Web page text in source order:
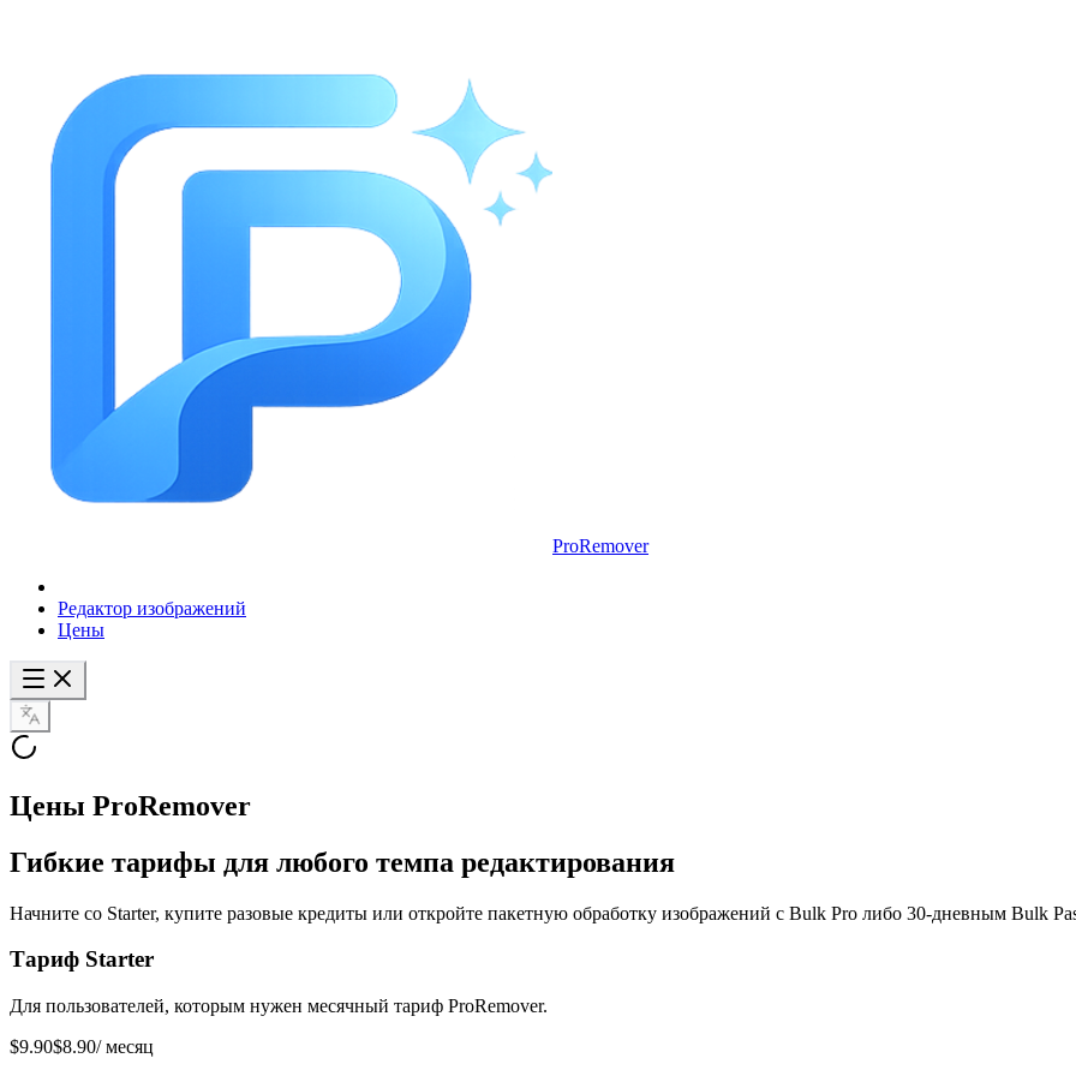
ProRemover
Редактор изображений
Цены
Цены ProRemover
Гибкие тарифы для любого темпа редактирования
Начните со Starter, купите разовые кредиты или откройте пакетную обработку изображений с Bulk Pro либо 30-дневным Bulk
Тариф Starter
Для пользователей, которым нужен месячный тариф ProRemover.
$9.90$8.90/ месяц